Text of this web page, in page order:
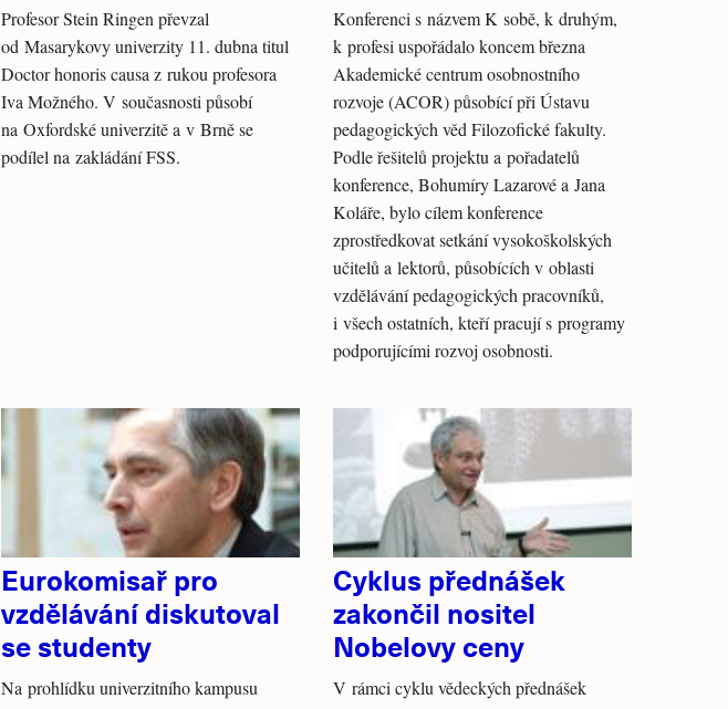
Profesor Stein Ringen převzal
od Masarykovy univerzity 11. dubna titul
Doctor honoris causa z rukou profesora
Iva Možného. V současnosti působí
na Oxfordské univerzitě a v Brně se
podílel na zakládání FSS.
Konferenci s názvem K sobě, k druhým,
k profesi uspořádalo koncem března
Akademické centrum osobnostního
rozvoje (ACOR) působící při Ústavu
pedagogických věd Filozofické fakulty.
Podle řešitelů projektu a pořadatelů
konference, Bohumíry Lazarové a Jana
Koláře, bylo cílem konference
zprostředkovat setkání vysokoškolských
učitelů a lektorů, působících v oblasti
vzdělávání pedagogických pracovníků,
i všech ostatních, kteří pracují s programy
podporujícími rozvoj osobnosti.
Eurokomisař pro
vzdělávání diskutoval
se studenty
Na prohlídku univerzitního kampusu
Cyklus přednášek
zakončil nositel
Nobelovy ceny
V rámci cyklu vědeckých přednášek